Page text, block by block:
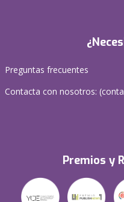
Preguntas frecuentes
Contacta con nosotros: (
Premios y